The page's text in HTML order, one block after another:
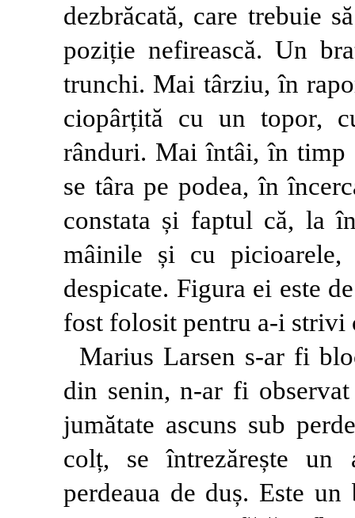
dezbrăcată, care trebuie
poziție nefirească. Un
trunchi. Mai târziu, în
ciopârțită cu un topor,
rânduri. Mai întâi, în timp
se târa pe podea, în
constata și faptul că, la
mâinile și cu picioarele,
despicate. Figura ei este
fost folosit pentru a-i strivi
Marius Larsen s-ar fi
din senin, n-ar fi
jumătate ascuns sub
colț, se întrezărește
perdeaua de duș. Este